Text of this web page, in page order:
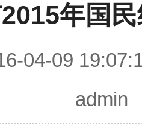
年国
04-09
admin